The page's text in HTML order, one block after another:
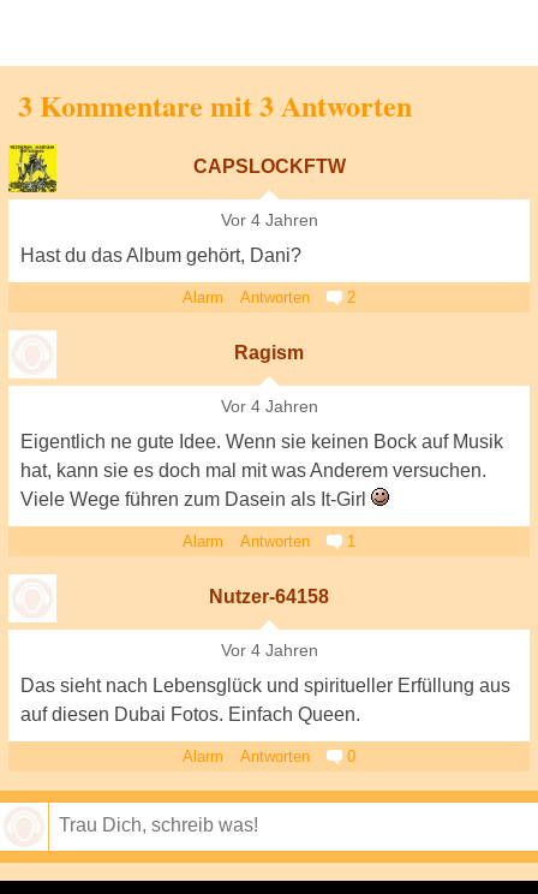
3 Kommentare mit 3 Antworten
CAPSLOCKFTW
Vor 4 Jahren
Hast du das Album gehört, Dani?
Alarm Antworten 2
Ragism
Vor 4 Jahren
Eigentlich ne gute Idee. Wenn sie keinen Bock auf Musik
hat, kann sie es doch mal mit was Anderem versuchen.
Viele Wege führen zum Dasein als It-Girl
Alarm Antworten 1
Nutzer-64158
Vor 4 Jahren
Das sieht nach Lebensglück und spiritueller Erfüllung aus
auf diesen Dubai Fotos. Einfach Queen.
Alarm Antworten 0